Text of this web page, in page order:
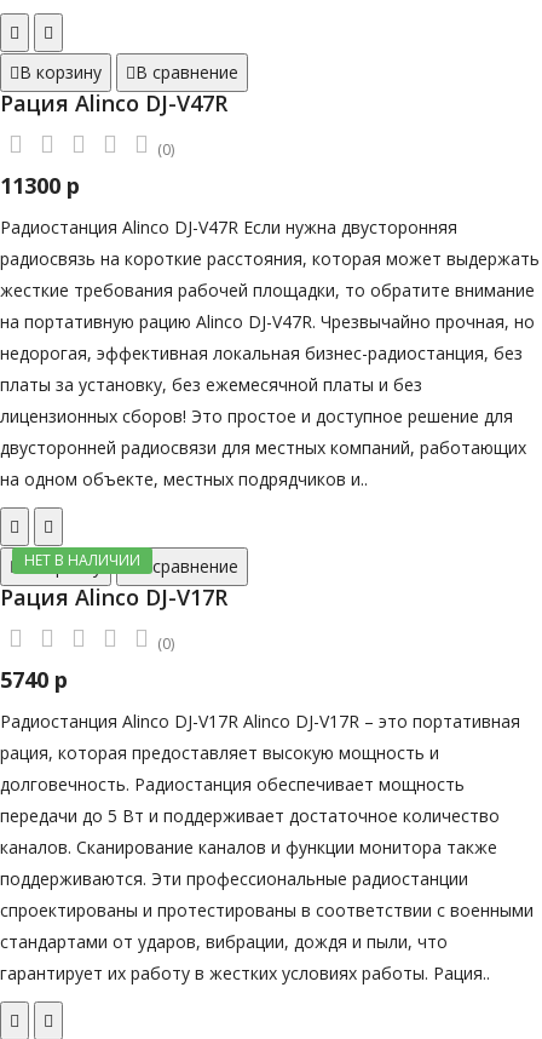
В корзину В сравнение
Рация Alinco DJ-V47R
(0)
11300 р
Радиостанция Alinco DJ-V47R Если нужна двусторонняя
радиосвязь на короткие расстояния, которая может выдержать
жесткие требования рабочей площадки, то обратите внимание
на портативную рацию Alinco DJ-V47R. Чрезвычайно прочная, но
недорогая, эффективная локальная бизнес-радиостанция, без
платы за установку, без ежемесячной платы и без
лицензионных сборов! Это простое и доступное решение для
двусторонней радиосвязи для местных компаний, работающих
на одном объекте, местных подрядчиков и..
НЕТ В НАЛИЧИИ
В корзину В сравнение
Рация Alinco DJ-V17R
(0)
5740 р
Радиостанция Alinco DJ-V17R Alinco DJ-V17R – это портативная
рация, которая предоставляет высокую мощность и
долговечность. Радиостанция обеспечивает мощность
передачи до 5 Вт и поддерживает достаточное количество
каналов. Сканирование каналов и функции монитора также
поддерживаются. Эти профессиональные радиостанции
спроектированы и протестированы в соответствии с военными
стандартами от ударов, вибрации, дождя и пыли, что
гарантирует их работу в жестких условиях работы. Рация..